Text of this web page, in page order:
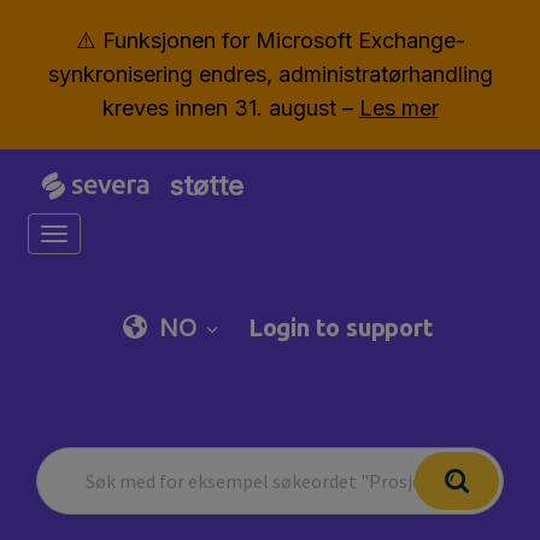
⚠️ Funksjonen for Microsoft Exchange-
synkronisering endres, administratørhandling
kreves innen 31. august – Les mer
støtte
Toggle navigation
NO Login to support